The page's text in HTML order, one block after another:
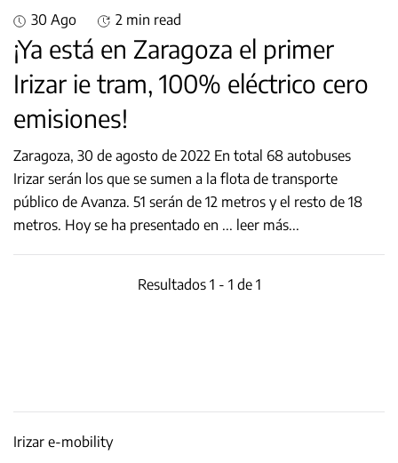
30 Ago 2 min read
¡Ya está en Zaragoza el primer
Irizar ie tram, 100% eléctrico cero
emisiones!
Zaragoza, 30 de agosto de 2022 En total 68 autobuses
Irizar serán los que se sumen a la flota de transporte
público de Avanza. 51 serán de 12 metros y el resto de 18
metros. Hoy se ha presentado en ... leer más...
Resultados 1 - 1 de 1
Irizar e-mobility